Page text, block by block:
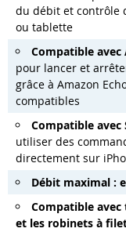
du débit et contrôle
ou tablette
Compatible avec
pour lancer et
grâce à Amazon
compatibles
Compatible avec
utiliser des
directement sur
Débit maximal :
Compatible
et les robinets à